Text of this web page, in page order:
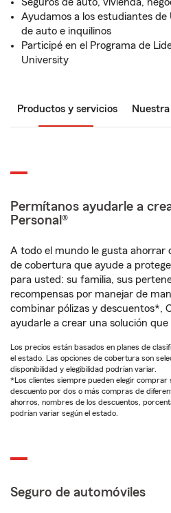
Ayudamos a los estudiantes de
de auto e inquilinos
Participé en el Programa de
University
Productos y servicios
Permítanos ayudarle a
Personal®
A todo el mundo le gusta ahorrar
de cobertura que ayude a
para usted: su familia, sus
recompensas por manejar de
combinar pólizas y descuentos*,
ayudarle a crear una solución
Los precios están basados en planes de
el estado. Las opciones de cobertura son
disponibilidad y elegibilidad podrían variar.
*Los clientes siempre pueden elegir comprar
descuento por dos o más compras de
ahorros, nombres de los descuentos,
podrían variar según el estado.
Seguro de automóviles